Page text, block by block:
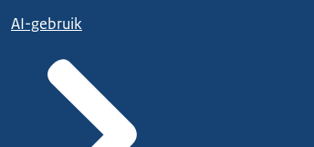
AI-gebruik